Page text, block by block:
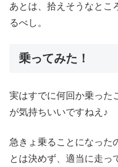
あとは、拾えそうなとこ
るべし。
乗ってみた！
実はすでに何回か乗った
が気持ちいいですねえ♪
急きょ乗ることになった
とは決めず、適当に走っ